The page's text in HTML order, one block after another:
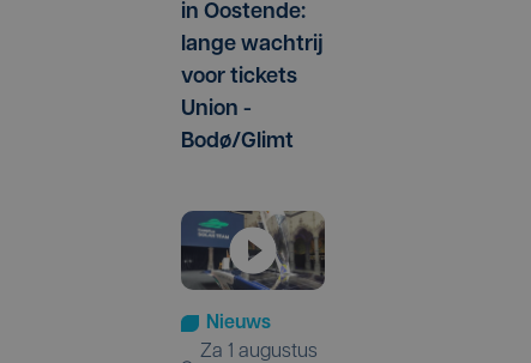
in Oostende:
lange wachtrij
voor tickets
Union -
Bodø/Glimt
Nieuws
za 1 augustus